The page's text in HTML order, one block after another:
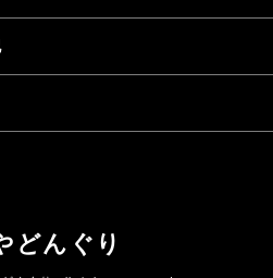
どんぐり